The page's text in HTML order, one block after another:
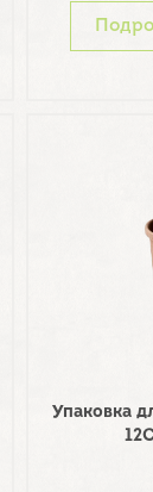
Упаковка